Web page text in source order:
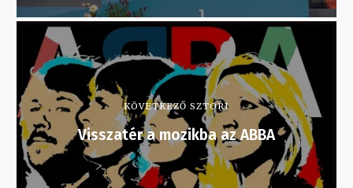
KÖVETKEZŐ SZTORI
Visszatér a mozikba az ABBA